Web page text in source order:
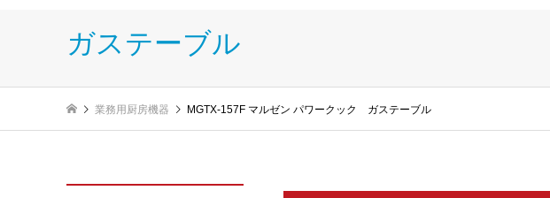
ガステーブル
業務用厨房機器 MGTX-157F マルゼン パワークック ガステーブル